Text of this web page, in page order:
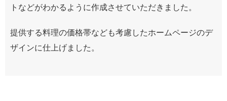
トなどがわかるように作成させていただきました。
提供する料理の価格帯なども考慮したホームページのデ
ザインに仕上げました。